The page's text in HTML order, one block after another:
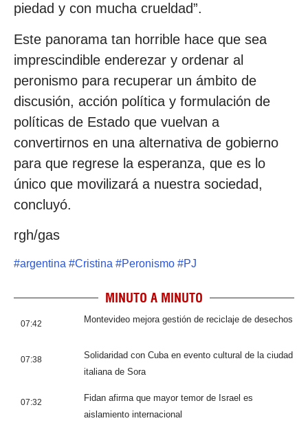
piedad y con mucha crueldad”.
Este panorama tan horrible hace que sea
imprescindible enderezar y ordenar al
peronismo para recuperar un ámbito de
discusión, acción política y formulación de
políticas de Estado que vuelvan a
convertirnos en una alternativa de gobierno
para que regrese la esperanza, que es lo
único que movilizará a nuestra sociedad,
concluyó.
rgh/gas
#argentina #Cristina #Peronismo #PJ
MINUTO A MINUTO
07:42 Montevideo mejora gestión de reciclaje de desechos
07:38
Solidaridad con Cuba en evento cultural de la ciudad
italiana de Sora
07:32
Fidan afirma que mayor temor de Israel es
aislamiento internacional